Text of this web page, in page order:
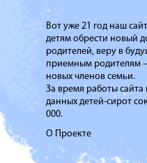
Вот уже 21 год наш
детям обрести новый
родителей, веру в
приемным родителям
новых членов семьи.
За время работы сайта
данных детей-сирот
000.
О Проекте